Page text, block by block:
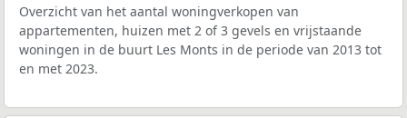
Overzicht van het aantal woningverkopen van
appartementen, huizen met 2 of 3 gevels en vrijstaande
woningen in de buurt Les Monts in de periode van 2013 tot
en met 2023.